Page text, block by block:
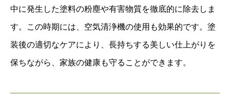
中に発生した塗料の粉塵や有害物質を徹底的に除去しま
す。この時期には、空気清浄機の使用も効果的です。塗
装後の適切なケアにより、長持ちする美しい仕上がりを
保ちながら、家族の健康も守ることができます。